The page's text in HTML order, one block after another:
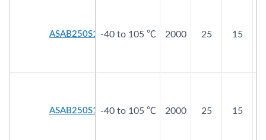
-40 to 105 ℃ 2000 25 15
-40 to 105 ℃ 2000 25 15
ASAB250S150E60
ASAB250S150EA0